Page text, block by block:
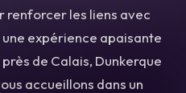
renforcer les liens avec
expérience apaisante
de Calais, Dunkerque
accueillons dans un